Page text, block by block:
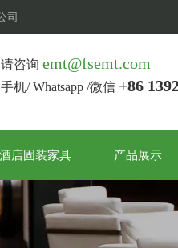
司
请咨询 emt@fsemt.com
手机/ Whatsapp /微信 +86
酒店固装家具 产品展示